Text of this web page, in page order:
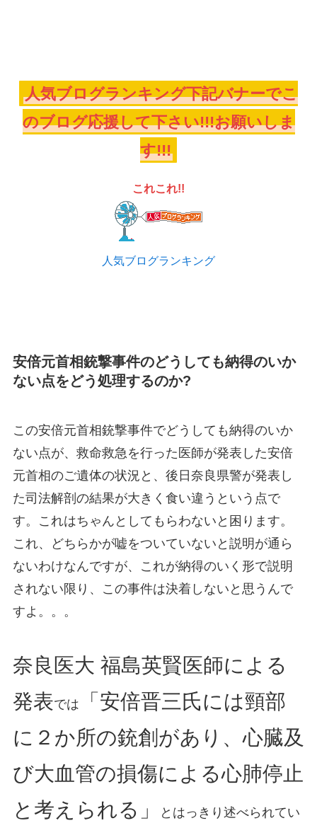
人気ブログランキング下記バナーでこ
のブログ応援して下さい!!!お願いしま
す!!!
これこれ!!
人気ブログランキング
安倍元首相銃撃事件のどうしても納得のいか
ない点をどう処理するのか?
この安倍元首相銃撃事件でどうしても納得のいか
ない点が、救命救急を行った医師が発表した安倍
元首相のご遺体の状況と、後日奈良県警が発表し
た司法解剖の結果が大きく食い違うという点で
す。これはちゃんとしてもらわないと困ります。
これ、どちらかが嘘をついていないと説明が通ら
ないわけなんですが、これが納得のいく形で説明
されない限り、この事件は決着しないと思うんで
すよ。。。
奈良医大 福島英賢医師による
発表では
「安倍晋三氏には頸部
に２か所の銃創があり、心臓及
び大血管の損傷による心肺停止
と考えられる」
とはっきり述べられてい